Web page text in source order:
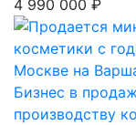
4 990 000 ₽
Бизнес в
производству